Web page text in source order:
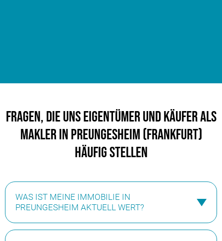
Fragen, die uns Eigentümer und Käufer als
Makler in Preungesheim (Frankfurt)
häufig stellen
WAS IST MEINE IMMOBILIE IN
PREUNGESHEIM AKTUELL WERT?